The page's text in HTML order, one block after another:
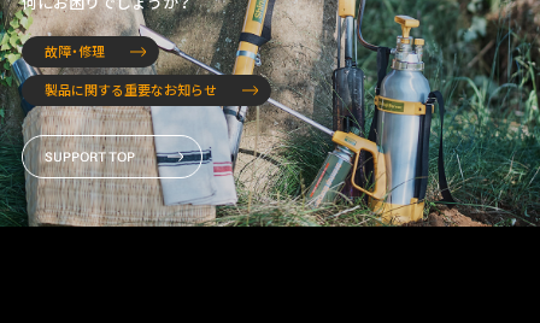
故障・修理
製品に関する重要なお知らせ
SUPPORT TOP